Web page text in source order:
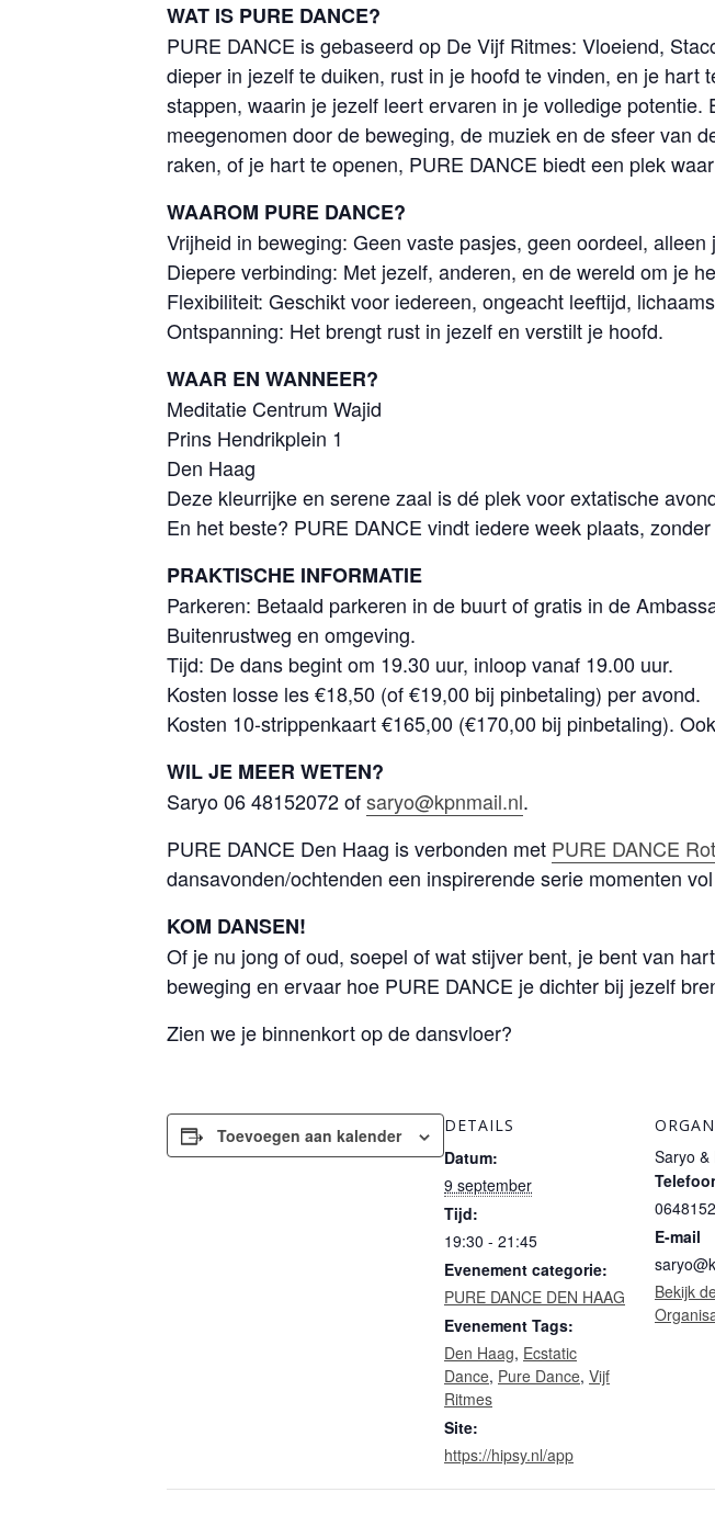
WAT IS PURE DANCE?
PURE DANCE is gebaseerd op De Vijf Ritmes: Vloeiend,
dieper in jezelf te duiken, rust in je hoofd te vinden, en je
stappen, waarin je jezelf leert ervaren in je volledige
meegenomen door de beweging, de muziek en de sfeer van
raken, of je hart te openen, PURE DANCE biedt een plek
WAAROM PURE DANCE?
Vrijheid in beweging: Geen vaste pasjes, geen oordeel, alleen
Diepere verbinding: Met jezelf, anderen, en de wereld om je
Flexibiliteit: Geschikt voor iedereen, ongeacht leeftijd,
Ontspanning: Het brengt rust in jezelf en verstilt je hoofd.
WAAR EN WANNEER?
Meditatie Centrum Wajid
Prins Hendrikplein 1
Den Haag
Deze kleurrijke en serene zaal is dé plek voor extatische
En het beste? PURE DANCE vindt iedere week plaats,
PRAKTISCHE INFORMATIE
Parkeren: Betaald parkeren in de buurt of gratis in de
Buitenrustweg en omgeving.
Tijd: De dans begint om 19.30 uur, inloop vanaf 19.00 uur.
Kosten losse les €18,50 (of €19,00 bij pinbetaling) per avond.
Kosten 10-strippenkaart €165,00 (€170,00 bij pinbetaling).
WIL JE MEER WETEN?
Saryo 06 48152072 ofsaryo@kpnmail.nl.
PURE DANCE Den Haag is verbonden met PURE DANCE
dansavonden/ochtenden een inspirerende serie momenten
KOM DANSEN!
Of je nu jong of oud, soepel of wat stijver bent, je bent van
beweging en ervaar hoe PURE DANCE je dichter bij jezelf
Zien we je binnenkort op de dansvloer?
Toevoegen aan kalender DETAILS
Datum:
9 september
Tijd:
19:30 - 21:45
Evenement categorie:
PURE DANCE DEN HAAG
Evenement Tags:
Den Haag, Ecstatic
Dance, Pure Dance, Vijf
Ritmes
Site:
https://hipsy.nl/app
Saryo &
E-mail
Bekijk